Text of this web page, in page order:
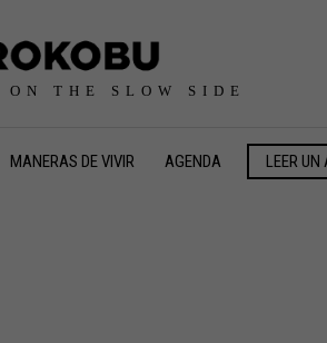
THE SLOW SIDE
MANERAS DE VIVIR AGENDA LEER UN